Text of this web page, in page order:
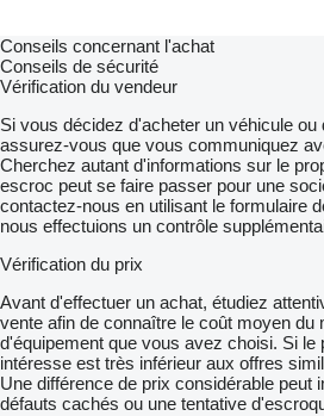
Conseils concernant l'achat
Conseils de sécurité
Vérification du vendeur
Si vous décidez d'acheter un véhicule ou
assurez-vous que vous communiquez
Cherchez autant d'informations sur le
escroc peut se faire passer pour une
contactez-nous en utilisant le formulaire
nous effectuions un contrôle
Vérification du prix
Avant d'effectuer un achat, étudiez
vente afin de connaître le coût moyen du
d'équipement que vous avez choisi. Si le
intéresse est très inférieur aux offres
Une différence de prix considérable peut
défauts cachés ou une tentative